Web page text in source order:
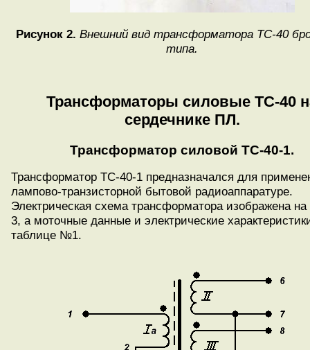
Рисунок 2. Внешний вид трансформатора ТС-40
типа.
Трансформаторы силовые ТС-40
сердечнике ПЛ.
Трансформатор силовой ТС-40-1.
Трансформатор ТС-40-1 предназначался для
лампово-транзисторной бытовой радиоаппаратуре.
Электрическая схема трансформатора изображена на
3, а моточные данные и электрические
таблице №1.